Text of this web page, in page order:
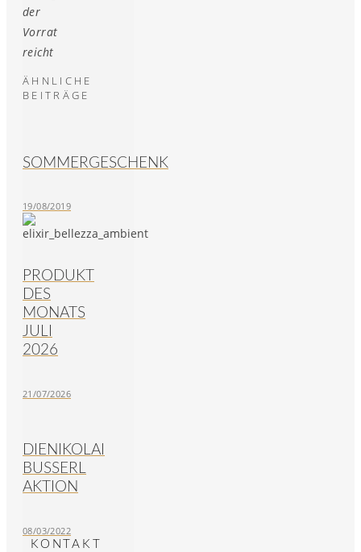
der
Vorrat
reicht
ÄHNLICHE
BEITRÄGE
SOMMERGESCHENK
19/08/2019
PRODUKT
DES
MONATS
JULI
2026
21/07/2026
DIENIKOLAI
BUSSERL
AKTION
08/03/2022
KONTAKT